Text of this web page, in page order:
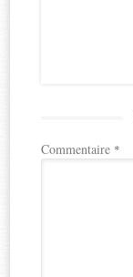
Commentaire *